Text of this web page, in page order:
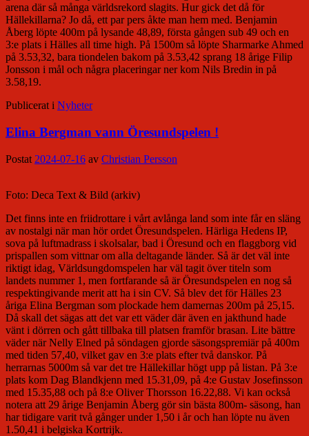
arena där så många världsrekord slagits. Hur gick det då för
Hällekillarna? Jo då, ett par pers åkte man hem med. Benjamin
Åberg löpte 400m på lysande 48,89, första gången sub 49 och en
3:e plats i Hälles all time high. På 1500m så löpte Sharmarke Ahmed
på 3.53,32, bara tiondelen bakom på 3.53,42 sprang 18 årige Filip
Jonsson i mål och några placeringar ner kom Nils Bredin in på
3.58,19.
Publicerat i Nyheter
Elina Bergman vann Öresundspelen !
Postat 2024-07-16 av Christian Persson
Foto: Deca Text & Bild (arkiv)
Det finns inte en friidrottare i vårt avlånga land som inte får en släng
av nostalgi när man hör ordet Öresundspelen. Härliga Hedens IP,
sova på luftmadrass i skolsalar, bad i Öresund och en flaggborg vid
prispallen som vittnar om alla deltagande länder. Så är det väl inte
riktigt idag, Världsungdomspelen har väl tagit över titeln som
landets nummer 1, men fortfarande så är Öresundspelen en nog så
respektingivande merit att ha i sin CV. Så blev det för Hälles 23
åriga Elina Bergman som plockade hem damernas 200m på 25,15.
Då skall det sägas att det var ett väder där även en jakthund hade
vänt i dörren och gått tillbaka till platsen framför brasan. Lite bättre
väder när Nelly Elned på söndagen gjorde säsongspremiär på 400m
med tiden 57,40, vilket gav en 3:e plats efter två danskor. På
herrarnas 5000m så var det tre Hällekillar högt upp på listan. På 3:e
plats kom Dag Blandkjenn med 15.31,09, på 4:e Gustav Josefinsson
med 15.35,88 och på 8:e Oliver Thorsson 16.22,88. Vi kan också
notera att 29 årige Benjamin Åberg gör sin bästa 800m- säsong, han
har tidigare varit två gånger under 1,50 i år och han löpte nu även
1.50,41 i belgiska Kortrijk.